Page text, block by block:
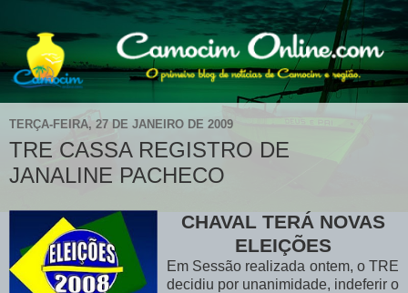
TERÇA-FEIRA, 27 DE JANEIRO DE 2009
TRE CASSA REGISTRO DE
JANALINE PACHECO
CHAVAL TERÁ NOVAS
ELEIÇÕES
Em Sessão realizada ontem, o TRE
decidiu por unanimidade, indeferir o